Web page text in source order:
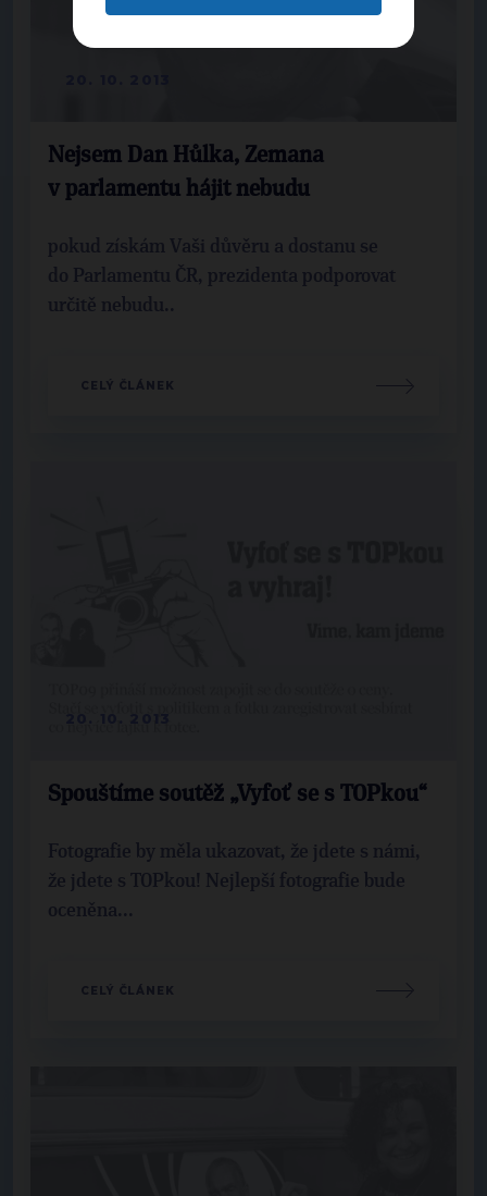
Nejsem Dan Hůlka, Zemana
v parlamentu hájit nebudu
pokud získám Vaši důvěru a dostanu se
do Parlamentu ČR, prezidenta podporovat
určitě nebudu..
CELÝ ČLÁNEK
Spouštíme soutěž „Vyfoť se s TOPkou“
Fotografie by měla ukazovat, že jdete s námi,
že jdete s TOPkou! Nejlepší fotografie bude
oceněna...
CELÝ ČLÁNEK